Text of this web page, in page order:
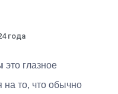
года
это глазное
на то, что обычно